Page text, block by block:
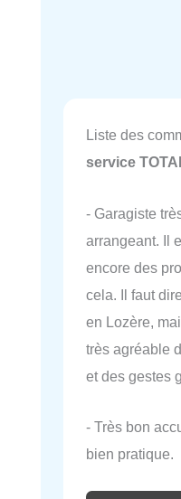
Liste des
service
- Garagiste
arrangeant. Il
encore des
cela. Il faut
en Lozère,
très agréable
et des gestes
- Très bon
bien pratique.